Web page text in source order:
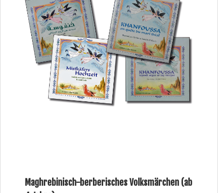
Maghrebinisch-berberisches Volksmärchen (ab